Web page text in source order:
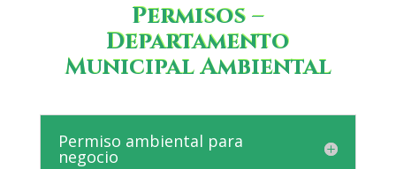
Permisos –
Departamento
Municipal Ambiental
Permiso ambiental para
negocio